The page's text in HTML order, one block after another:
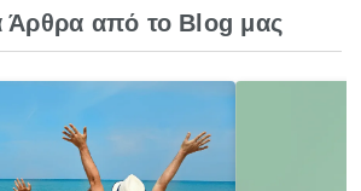
Άρθρα από το Blog μας